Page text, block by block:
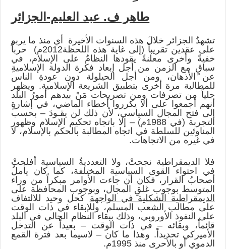
طاهر ف. عبد العليم-الجزائر
تشهدُ الجزائر خلالَ هذه السنوات الأخيرة  أي منذ ما يربو
على عقدين تقريباً (إلى غاية هذه اللحظة2012م)  حرباً
خفيةً وأخرى معلنةً يقودها النظامُ على الإسلام، في
سباقٍ مع الزمن من أجل إبعاد فكرة الدولة الإسلاميةِ
عن الأذهان، ومن أجل الحيلولة دون عودةِ الناس
للمطالبة مرة أخرى بتطبيق الشريعة الإسلامية. ويظهر
جلياً من تصرفات ومن تصريحات مَنْ بيدهم أمورُ البلد
أنهم أجمعوا على ألا يكرروا أخطاء الماضي، في إشارةٍ
إلى فتح المجال السياسي، لأن ذلك لن يقـودَ – بحسب
التجربة (في 1988م) – إلا باتجاه تحكيم الإسلام وظهور
المناوئين للسلطة في اتجاه المطالبة بالحكم بالإسلام، لا
في غيره من الاتجاهات.
فلا الديمقراطية نجحتْ، ولا التعدديةُ السياسية أفلحتْ
في احتواء القوى السياسية المختلفة، كما كان يأملُ
أصحابُ القرار، فكان أن جاءت الأوامر مبكراً من وراء
المتوسط بوجوب غلقِ المجال، وبوجوب المحافظة على
الديمقراطية الشكلية في الواجهةكحل وحيد للالتفاف
على مطالب الشعب المسلم، وللإبقاء في ذات الوقت
على النفوذ الأوروبي، وذلك ببقاء النظام الحالي في البلد
قائماً، وبقائه – في ذات الوقت – بعيداً عن التدخل
الأميركي تحديداً. وهذا ما كان – لاسيما بعد فترة القمع
الدموي أو بالأحرى منذ 1995م.